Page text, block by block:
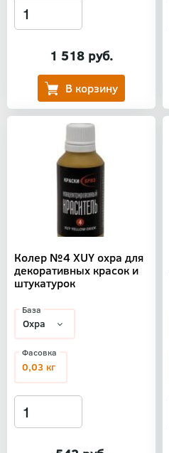
1 518 руб.
Колер №4 XUY охра для
декоративных красок и
штукатурок
База
Фасовка
0,03 кг